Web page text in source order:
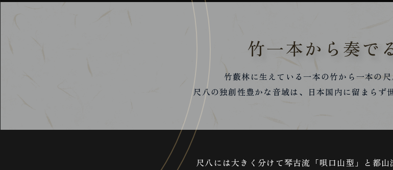
竹一本から奏で
竹藪林に生えている一本の竹から一本の尺
尺八の独創性豊かな音域は、日本国内に留まらず
尺八には大きく分けて琴古流「唄口山型」と都